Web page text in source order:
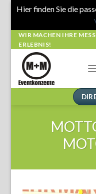
Hier finden Sie die
Skip
to
content
WIR MACHEN IHRE
ERLEBNIS!